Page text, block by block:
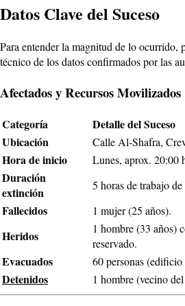
Datos Clave del Suceso
Para entender la magnitud de lo ocurrido,
técnico de los datos confirmados por las
Afectados y Recursos Movilizados
Categoría
Detalle del Suceso
Ubicación
Calle Al-Shafra,
Hora de inicio Lunes, aprox. 20:00
Duración
extinción
5 horas de trabajo
Fallecidos 1 mujer (25 años).
Heridos
1 hombre (33 años)
reservado.
Evacuados 60 personas
Detenidos 1 hombre (vecino